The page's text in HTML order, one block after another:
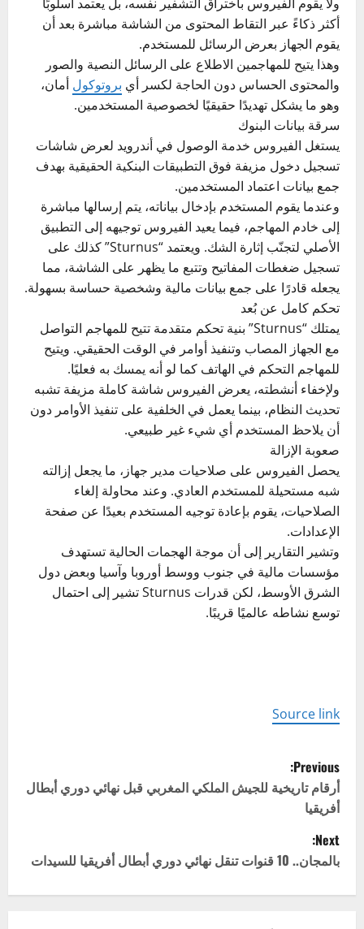
أكثر ذكاءً عبر التقاط المحتوى من الشاشة مباشرة بعد أن
يقوم الجهاز بعرض الرسائل للمستخدم.
وهذا يتيح للمهاجمين الاطلاع على الرسائل النصية والصور
والمحتوى الحساس دون الحاجة لكسر أي بروتوكول أمان،
وهو ما يشكل تهديدًا حقيقيًا لخصوصية المستخدمين.
سرقة بيانات البنوك
يستغل الفيروس خدمة الوصول في أندرويد لعرض شاشات
تسجيل دخول مزيفة فوق التطبيقات البنكية الحقيقية بهدف
جمع بيانات اعتماد المستخدمين.
وعندما يقوم المستخدم بإدخال بياناته، يتم إرسالها مباشرة
إلى خادم المهاجم، فيما يعيد الفيروس توجيهه إلى التطبيق
الأصلي لتجنّب إثارة الشك. ويعتمد “Sturnus” كذلك على
تسجيل ضغطات المفاتيح وتتبع ما يظهر على الشاشة، مما
يجعله قادرًا على جمع بيانات مالية وشخصية حساسة بسهولة.
تحكم كامل عن بُعد
يمتلك “Sturnus” بنية تحكم متقدمة تتيح للمهاجم التواصل
مع الجهاز المصاب وتنفيذ أوامر في الوقت الحقيقي. ويتيح
للمهاجم التحكم في الهاتف كما لو أنه يمسك به فعليًا.
ولإخفاء أنشطته، يعرض الفيروس شاشة كاملة مزيفة تشبه
تحديث النظام، بينما يعمل في الخلفية على تنفيذ الأوامر دون
أن يلاحظ المستخدم أي شيء غير طبيعي.
صعوبة الإزالة
يحصل الفيروس على صلاحيات مدير جهاز، ما يجعل إزالته
شبه مستحيلة للمستخدم العادي. وعند محاولة إلغاء
الصلاحيات، يقوم بإعادة توجيه المستخدم بعيدًا عن صفحة
الإعدادات.
وتشير التقارير إلى أن موجة الهجمات الحالية تستهدف
مؤسسات مالية في جنوب ووسط أوروبا وآسيا وبعض دول
الشرق الأوسط، لكن قدرات Sturnus تشير إلى احتمال
توسع نشاطه عالميًا قريبًا.
Source link
P
o
s
t
n
Previous:
أرقام تاريخية للجيش الملكي المغربي قبل نهائي دوري أبطال
أفريقيا
Next:
بالمجان.. 10 قنوات تنقل نهائي دوري أبطال أفريقيا للسيدات